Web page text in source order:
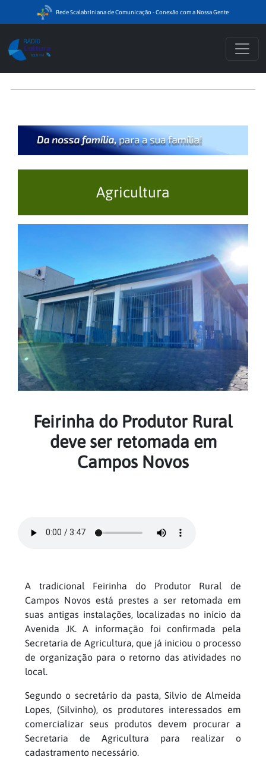
Rede Scalabriniana de Comunicação - Conexão com a Nossa Gente
Agricultura
Feirinha do Produtor Rural
deve ser retomada em
Campos Novos
A tradicional Feirinha do Produtor Rural de
Campos Novos está prestes a ser retomada em
suas antigas instalações, localizadas no início da
Avenida JK. A informação foi confirmada pela
Secretaria de Agricultura, que já iniciou o processo
de organização para o retorno das atividades no
local.
Segundo o secretário da pasta, Silvio de Almeida
Lopes, (Silvinho), os produtores interessados em
comercializar seus produtos devem procurar a
Secretaria de Agricultura para realizar o
cadastramento necessário.